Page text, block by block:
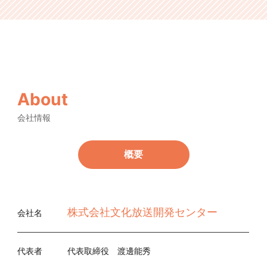
About
会社情報
概要
会社名 株式会社文化放送開発センター
代表者 代表取締役 渡邊能秀